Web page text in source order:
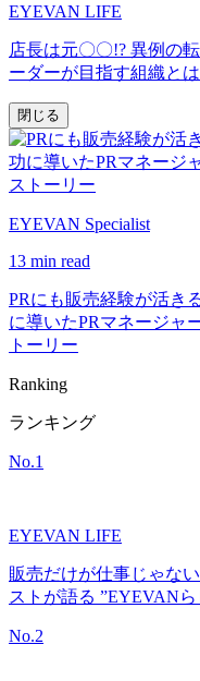
EYEVAN LIFE
店長は元〇〇!? 異例の
ーダーが目指す組織とは
閉じる
EYEVAN Specialist
13 min read
PRにも販売経験が活き
に導いたPRマネージャ
トーリー
Ranking
ランキング
No.1
EYEVAN LIFE
販売だけが仕事じゃな
ストが語る ”EYEVANら
No.2